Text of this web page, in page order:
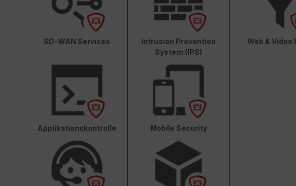
SD-WAN Services
Intrusion Prevention
System (IPS)
Web & Video
Applikationskontrolle Mobile Security